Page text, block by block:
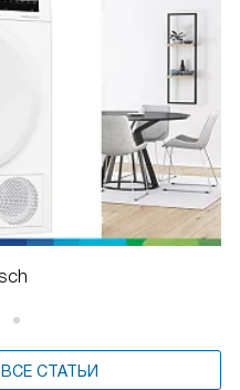
СТАТЬИ